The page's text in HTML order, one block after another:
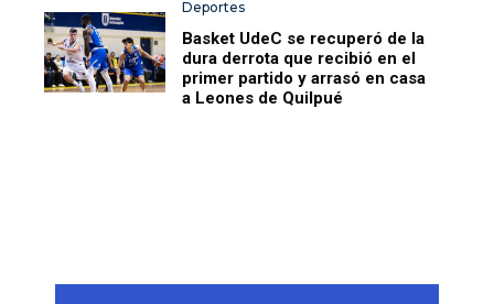
Deportes
Basket UdeC se recuperó de la
dura derrota que recibió en el
primer partido y arrasó en casa
a Leones de Quilpué